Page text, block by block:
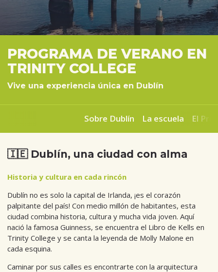
PROGRAMA DE VERANO EN
TRINITY COLLEGE
Vive una experiencia única en Dublín
Sobre Dublín La escuela El
🇮🇪 Dublín, una ciudad con alma
Historia y cultura en cada rincón
Dublín no es solo la capital de Irlanda, ¡es el corazón
palpitante del país! Con medio millón de habitantes, esta
ciudad combina historia, cultura y mucha vida joven. Aquí
nació la famosa Guinness, se encuentra el Libro de Kells en
Trinity College y se canta la leyenda de Molly Malone en
cada esquina.
Caminar por sus calles es encontrarte con la arquitectura